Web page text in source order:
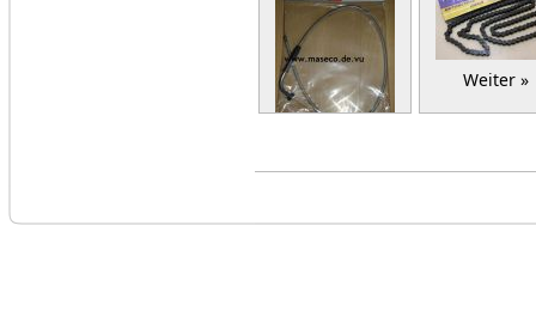
Weiter »